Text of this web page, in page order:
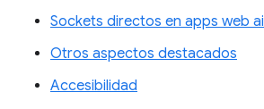
Sockets directos en apps web
Otros aspectos destacados
Accesibilidad